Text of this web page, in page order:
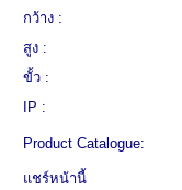
กว้าง :
สูง :
ขั้ว :
IP :
Product Catalogue:
แชร์หน้านี้